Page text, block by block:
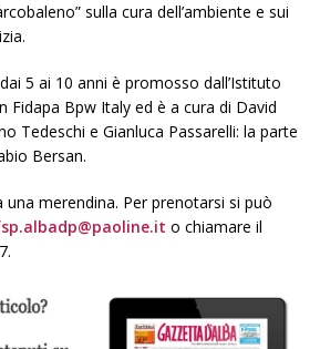
sulla cura dell’ambiente e sui
5 ai 10 anni è promosso dall’Istituto
Fidapa Bpw Italy ed è a cura di David
Tedeschi e Gianluca Passarelli: la parte
Bersan.
merendina. Per prenotarsi si può
o chiamare il